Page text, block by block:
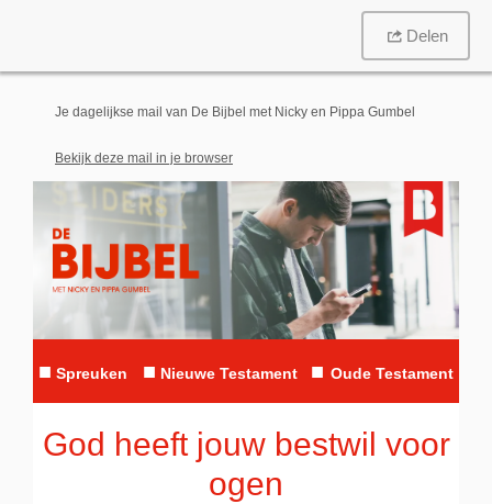
Delen
Je dagelijkse mail van De Bijbel met Nicky en Pippa Gumbel
Bekijk deze mail in je browser
■ Spreuken ■ Nieuwe Testament ■ Oude Testament
God heeft jouw bestwil voor
ogen